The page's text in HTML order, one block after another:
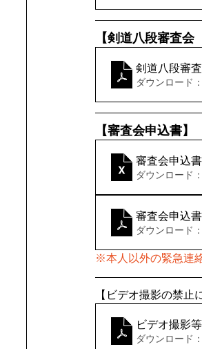
【剣道八段審査会
剣道八段審
ダウンロード
【審査会申込書】
審査会申込書
ダウンロード
審査会申込書
ダウンロード
※本人以外の緊急連
【ビデオ撮影の禁止
ビデオ撮影
ダウンロード